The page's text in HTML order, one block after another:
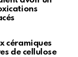
céramiques
de cellulose